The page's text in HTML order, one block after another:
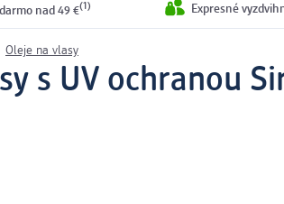
nad 49 €(1) Expresné
Oleje na vlasy
s UV ochranou